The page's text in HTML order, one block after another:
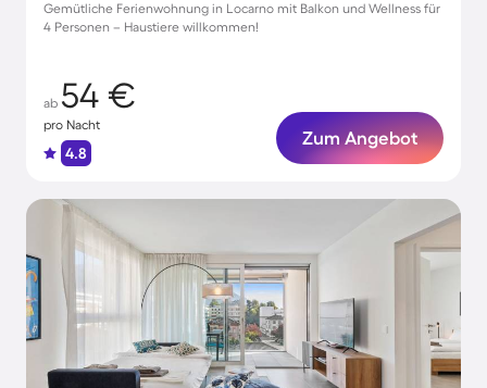
Gemütliche Ferienwohnung in Locarno mit Balkon und Wellness für
4 Personen – Haustiere willkommen!
ab 54 €
pro Nacht
4.8
Zum Angebot